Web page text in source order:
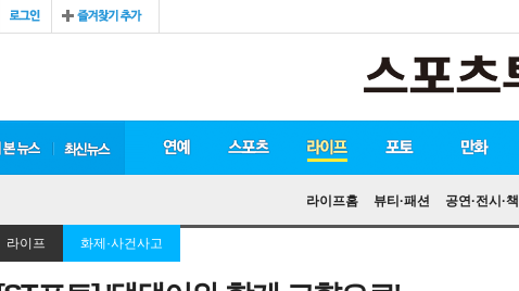
라이프홈 뷰티·패션 공연·전시·책
라이프 화제·사건사고